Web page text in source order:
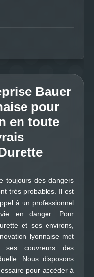
Bauer
pour
en toute
toujours des dangers
très probables. Il est
à un professionnel
en danger. Pour
et ses environs,
lyonnaise met
couvreurs des
Nous disposons
pour accéder à